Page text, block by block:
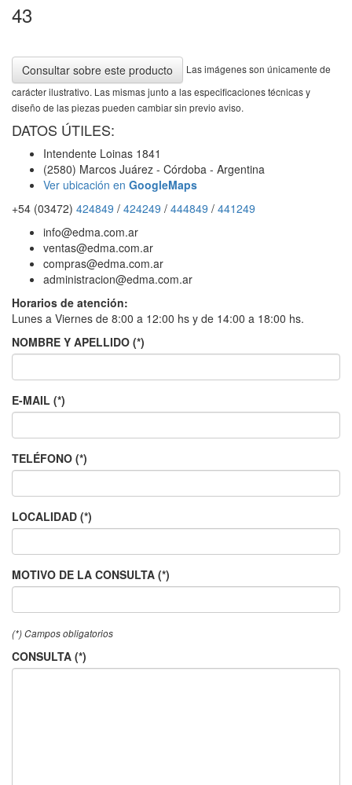
43
Consultar sobre este producto
Las imágenes son únicamente de
carácter ilustrativo. Las mismas junto a las especificaciones técnicas y
diseño de las piezas pueden cambiar sin previo aviso.
DATOS ÚTILES:
Intendente Loinas 1841
(2580) Marcos Juárez - Córdoba - Argentina
Ver ubicación en GoogleMaps
+54 (03472) 424849 / 424249 / 444849 / 441249
info@edma.com.ar
ventas@edma.com.ar
compras@edma.com.ar
administracion@edma.com.ar
Horarios de atención:
Lunes a Viernes de 8:00 a 12:00 hs y de 14:00 a 18:00 hs.
NOMBRE Y APELLIDO (*)
E-MAIL (*)
TELÉFONO (*)
LOCALIDAD (*)
MOTIVO DE LA CONSULTA (*)
(*) Campos obligatorios
CONSULTA (*)